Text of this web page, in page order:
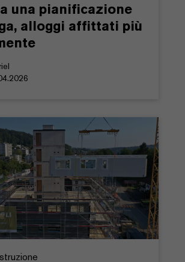
una pianificazione
alloggi affittati più